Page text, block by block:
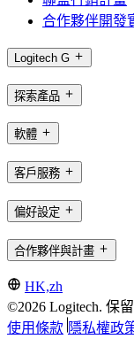
合作夥伴開發
Logitech G
探索產品
軟體
客戶服務
偏好設定
合作夥伴與計畫
HK,zh
©2026 Logitech. 保
使用條款 隱私權政